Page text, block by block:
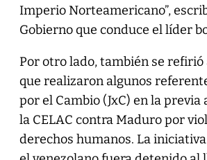
Imperio Norteamericano”,
Gobierno que conduce el líder
Por otro lado, también se refirió
que realizaron algunos
por el Cambio (JxC) en la previa
la CELAC contra Maduro por
derechos humanos. La